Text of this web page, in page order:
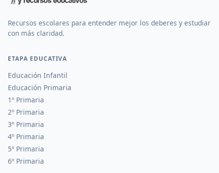
Recursos escolares para entender mejor los deberes y estudiar
con más claridad.
ETAPA EDUCATIVA
Educación Infantil
Educación Primaria
1º Primaria
2º Primaria
3º Primaria
4º Primaria
5º Primaria
6º Primaria